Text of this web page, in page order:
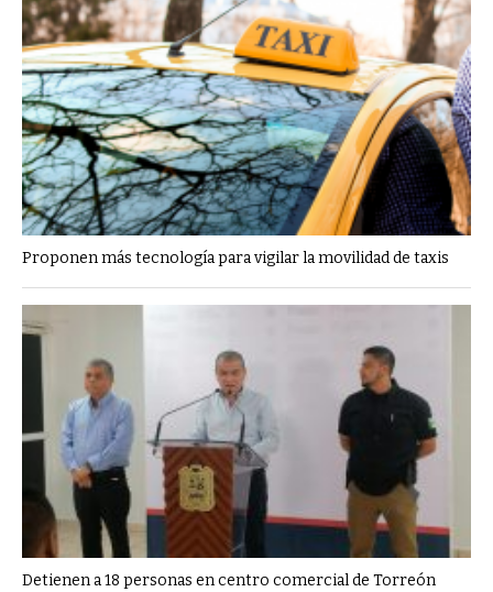
Proponen más tecnología para vigilar la movilidad de taxis
Detienen a 18 personas en centro comercial de Torreón